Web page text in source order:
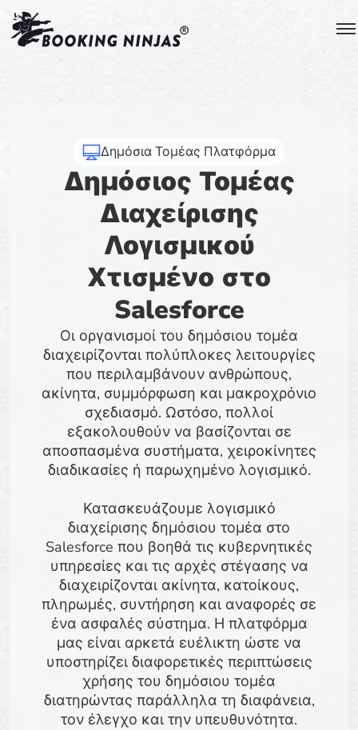
Δημόσια Τομέας Πλατφόρμα
Δημόσιος Τομέας
Διαχείρισης
Λογισμικού
Χτισμένο στο
Salesforce
Οι οργανισμοί του δημόσιου τομέα
διαχειρίζονται πολύπλοκες λειτουργίες
που περιλαμβάνουν ανθρώπους,
ακίνητα, συμμόρφωση και μακροχρόνιο
σχεδιασμό. Ωστόσο, πολλοί
εξακολουθούν να βασίζονται σε
αποσπασμένα συστήματα, χειροκίνητες
διαδικασίες ή παρωχημένο λογισμικό.
Κατασκευάζουμε λογισμικό
διαχείρισης δημόσιου τομέα στο
Salesforce που βοηθά τις κυβερνητικές
υπηρεσίες και τις αρχές στέγασης να
διαχειρίζονται ακίνητα, κατοίκους,
πληρωμές, συντήρηση και αναφορές σε
ένα ασφαλές σύστημα. Η πλατφόρμα
μας είναι αρκετά ευέλικτη ώστε να
υποστηρίζει διαφορετικές περιπτώσεις
χρήσης του δημόσιου τομέα
διατηρώντας παράλληλα τη διαφάνεια,
τον έλεγχο και την υπευθυνότητα.